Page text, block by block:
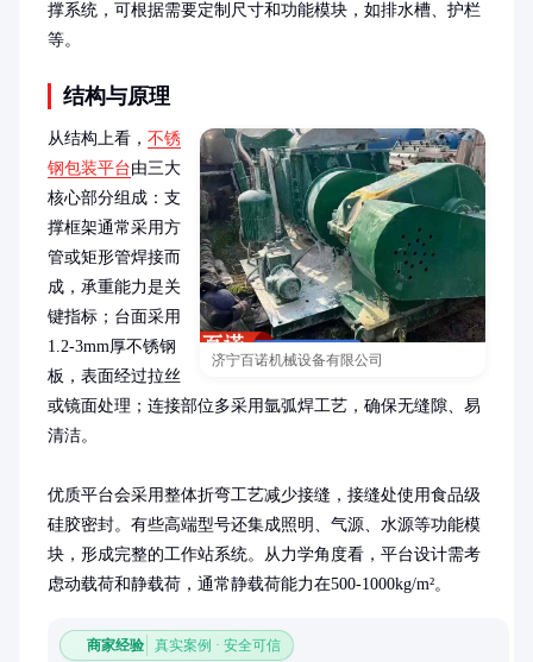
撑系统，可根据需要定制尺寸和功能模块，如排水槽、护栏
等。
结构与原理
济宁百诺机械设备有限公司
从结构上看， 不锈
钢包装平台由三大
核心部分组成：支
撑框架通常采用方
管或矩形管焊接而
成，承重能力是关
键指标；台面采用
1.2-3mm厚不锈钢
板，表面经过拉丝
或镜面处理；连接部位多采用氩弧焊工艺，确保无缝隙、易
清洁。
优质平台会采用整体折弯工艺减少接缝，接缝处使用食品级
硅胶密封。有些高端型号还集成照明、气源、水源等功能模
块，形成完整的工作站系统。从力学角度看，平台设计需考
虑动载荷和静载荷，通常静载荷能力在500-1000kg/m²。
商家经验 真实案例 · 安全可信